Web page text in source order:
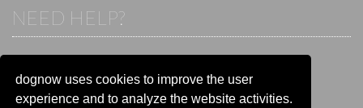
dognow uses cookies to improve the user
experience and to analyze the website activities.
NEED HELP?
Otherwise visit our help and contact center:
Go to the
help and contact center